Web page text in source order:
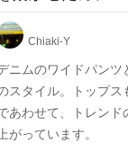
Chiaki-Y
ニムのワイドパンツ
スタイル。トップス
あわせて、トレン
上がっています。